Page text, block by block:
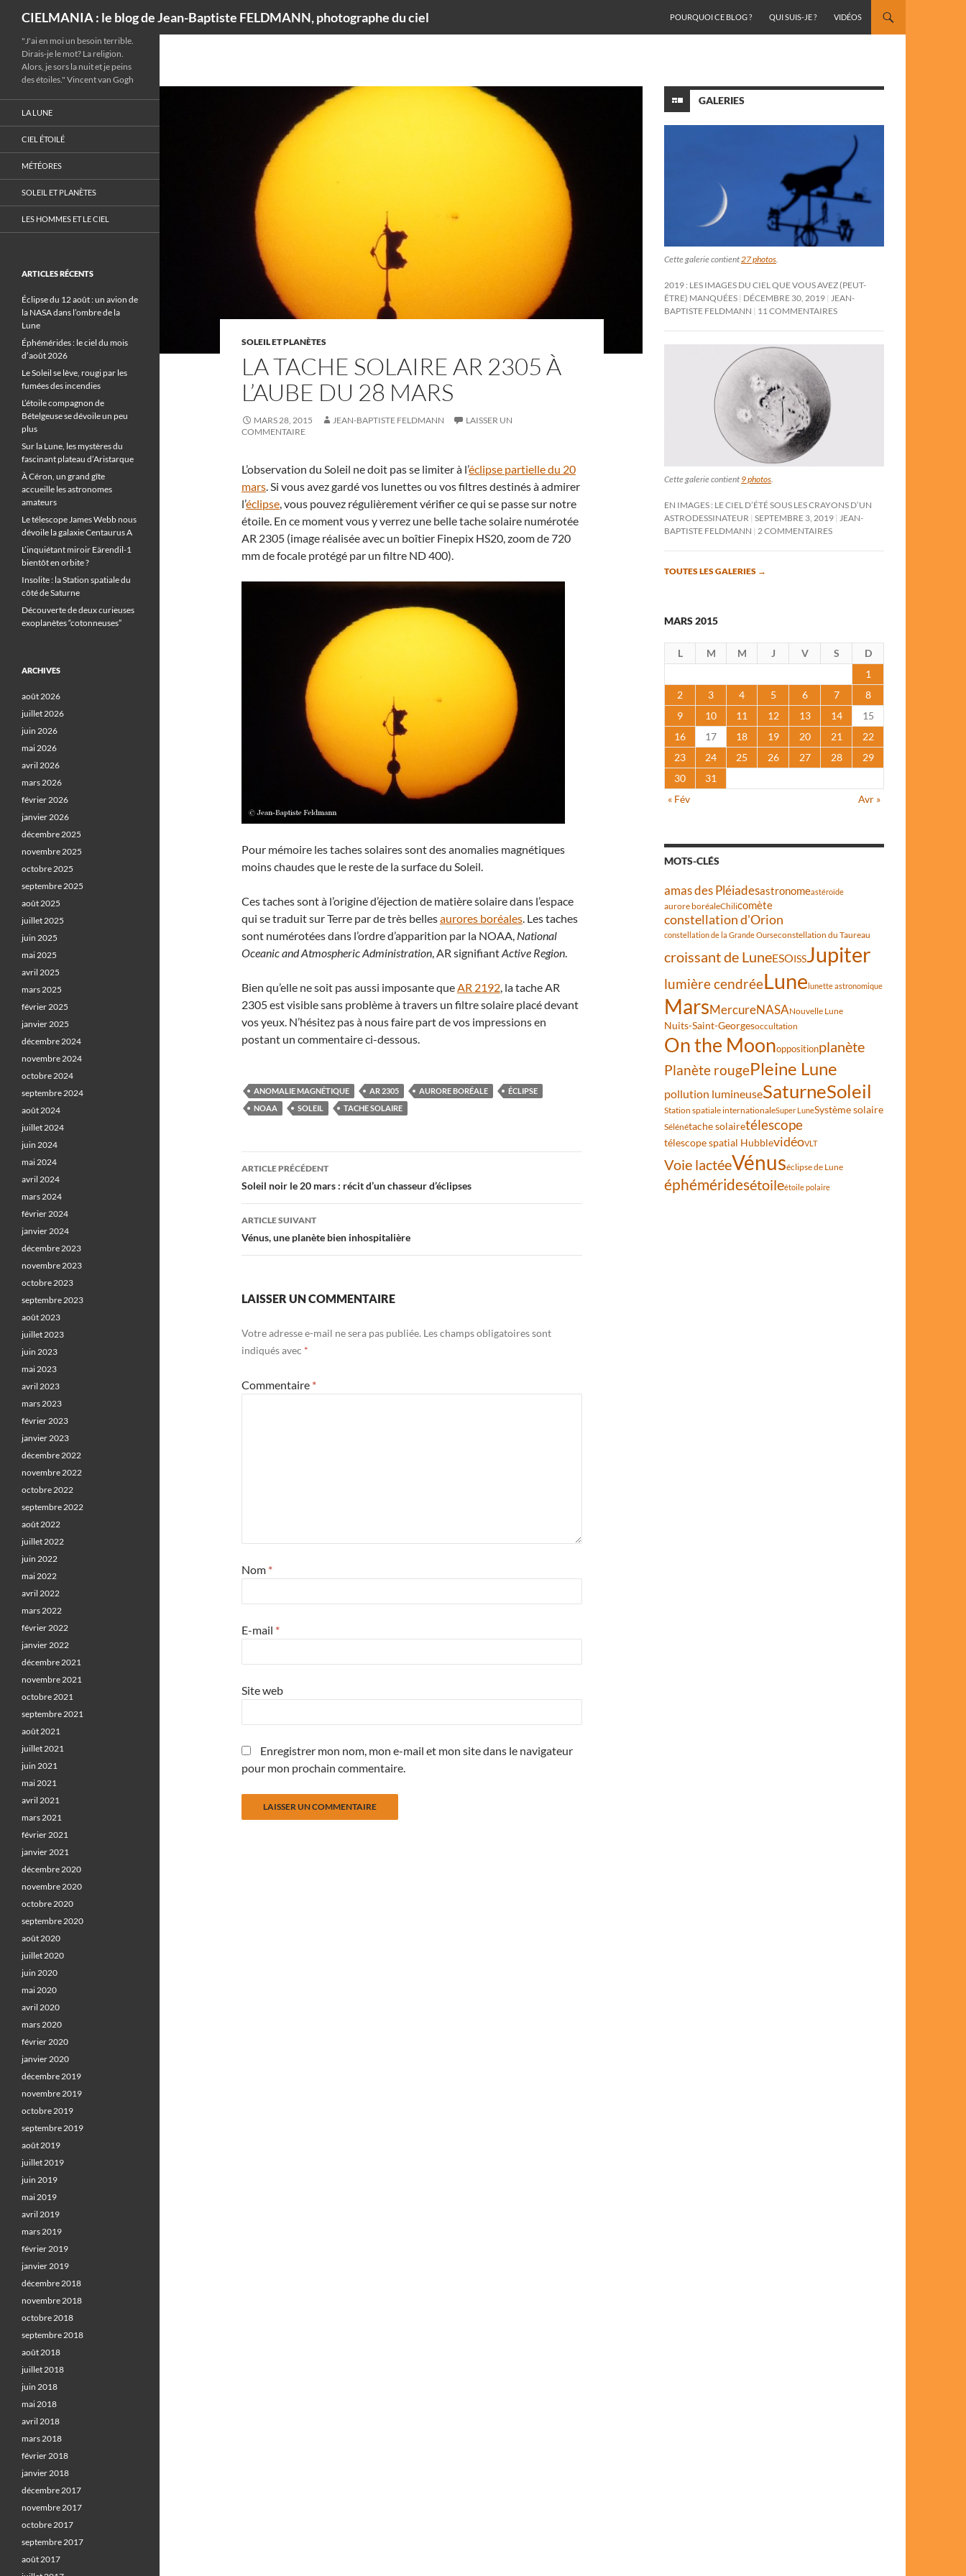
CIELMANIA : le blog de Jean-Baptiste FELDMANN, photographe du ciel
POURQUOI CE BLOG ?
QUI SUIS-JE ? VIDÉOS
SOLEIL ET PLANÈTES
LA TACHE SOLAIRE AR 2305 À
L’AUBE DU 28 MARS
MARS 28, 2015 JEAN-BAPTISTE FELDMANN
LAISSER UN
COMMENTAIRE
L’observation du Soleil ne doit pas se limiter à l’éclipse partielle du 20
mars. Si vous avez gardé vos lunettes ou vos filtres destinés à admirer
l’éclipse, vous pouvez régulièrement vérifier ce qui se passe sur notre
étoile. En ce moment vous y verrez une belle tache solaire numérotée
AR 2305 (image réalisée avec un boîtier Finepix HS20, zoom de 720
mm de focale protégé par un filtre ND 400).
Pour mémoire les taches solaires sont des anomalies magnétiques
moins chaudes que le reste de la surface du Soleil.
Ces taches sont à l’origine d’éjection de matière solaire dans l’espace
qui se traduit sur Terre par de très bellesaurores boréales. Les taches
sont numérotées dans l’ordre d’apparition par la NOAA, National
Oceanic and Atmospheric Administration, AR signifiantActive Region.
Bien qu’elle ne soit pas aussi imposante queAR 2192, la tache AR
2305 est visible sans problème à travers un filtre solaire placé devant
vos yeux. N’hésitez pas à nous faire part de vos impressions en
postant un commentaire ci-dessous.
ANOMALIE MAGNÉTIQUE AR 2305 AURORE BORÉALE
ÉCLIPSE
NOAA
SOLEIL TACHE SOLAIRE
Navigation
des
articles
ARTICLE PRÉCÉDENT
Soleil noir le 20 mars : récit d’un chasseur d’éclipses
ARTICLE SUIVANT
Vénus, une planète bien inhospitalière
LAISSER UN COMMENTAIRE
Votre adresse e-mail ne sera pas publiée. Les champs obligatoires sont
indiqués avec *
Commentaire *
Nom *
E-mail *
Site web
Enregistrer mon nom, mon e-mail et mon site dans le navigateur
pour mon prochain commentaire.
GALERIES
Cette galerie contient27 photos.
2019 : LES IMAGES DU CIEL QUE VOUS AVEZ (PEUT-
ÊTRE) MANQUÉES DÉCEMBRE 30, 2019 JEAN-
BAPTISTE FELDMANN
11 COMMENTAIRES
Cette galerie contient 9 photos
EN IMAGES : LE CIEL D’ÉTÉ SOUS LES CRAYONS D’UN
ASTRODESSINATEUR SEPTEMBRE 3, 2019
JEAN-
BAPTISTE FELDMANN
2 COMMENTAIRES
TOUTES LES GALERIES →
MARS 2015
L M M J V S
D
1
2
3 4 5 6 7
8
9
10 11 12 13 14
15
16
17 18 19 20 21
22
23
24 25 26 27 28
29
30
31
« Fév
Avr »
MOTS-CLÉS
amas des Pléiadesastronomeastéroïde
aurore boréaleChilicomète
constellation d'Orion
constellation de la Grande Ourseconstellation du Taureau
croissant de LuneESOISSJupiter
lumière cendréeLunelunette astronomique
MarsMercureNASANouvelle Lune
Nuits-Saint-Georgesoccultation
On the Moonoppositionplanète
Planète rougePleine Lune
pollution lumineuseSaturneSoleil
Station spatiale internationaleSuper LuneSystème solaire
Sélénétache solairetélescope
télescope spatial HubblevidéoVLT
Voie lactéeVénuséclipse de Lune
éphéméridesétoileétoile polaire
"J'ai en moi un besoin terrible.
Dirais-je le mot? La religion.
Alors, je sors la nuit et je peins
des étoiles." Vincent van Gogh
LA LUNE
CIEL ÉTOILÉ
MÉTÉORES
SOLEIL ET PLANÈTES
LES HOMMES ET LE CIEL
ARTICLES RÉCENTS
Éclipse du 12 août : un avion de
la NASA dans l’ombre de la
Lune
Éphémérides : le ciel du mois
d’août 2026
Le Soleil se lève, rougi par les
fumées des incendies
L’étoile compagnon de
Bételgeuse se dévoile un peu
plus
Sur la Lune, les mystères du
fascinant plateau d’Aristarque
À Céron, un grand gîte
accueille les astronomes
amateurs
Le télescope James Webb nous
dévoile la galaxie Centaurus A
L’inquiétant miroir Eärendil-1
bientôt en orbite ?
Insolite : la Station spatiale du
côté de Saturne
Découverte de deux curieuses
exoplanètes “cotonneuses”
ARCHIVES
août 2026
juillet 2026
juin 2026
mai 2026
avril 2026
mars 2026
février 2026
janvier 2026
décembre 2025
novembre 2025
octobre 2025
septembre 2025
août 2025
juillet 2025
juin 2025
mai 2025
avril 2025
mars 2025
février 2025
janvier 2025
décembre 2024
novembre 2024
octobre 2024
septembre 2024
août 2024
juillet 2024
juin 2024
mai 2024
avril 2024
mars 2024
février 2024
janvier 2024
décembre 2023
novembre 2023
octobre 2023
septembre 2023
août 2023
juillet 2023
juin 2023
mai 2023
avril 2023
mars 2023
février 2023
janvier 2023
décembre 2022
novembre 2022
octobre 2022
septembre 2022
août 2022
juillet 2022
juin 2022
mai 2022
avril 2022
mars 2022
février 2022
janvier 2022
décembre 2021
novembre 2021
octobre 2021
septembre 2021
août 2021
juillet 2021
juin 2021
mai 2021
avril 2021
mars 2021
février 2021
janvier 2021
décembre 2020
novembre 2020
octobre 2020
septembre 2020
août 2020
juillet 2020
juin 2020
mai 2020
avril 2020
mars 2020
février 2020
janvier 2020
décembre 2019
novembre 2019
octobre 2019
septembre 2019
août 2019
juillet 2019
juin 2019
mai 2019
avril 2019
mars 2019
février 2019
janvier 2019
décembre 2018
novembre 2018
octobre 2018
septembre 2018
août 2018
juillet 2018
juin 2018
mai 2018
avril 2018
mars 2018
février 2018
janvier 2018
décembre 2017
novembre 2017
octobre 2017
septembre 2017
août 2017